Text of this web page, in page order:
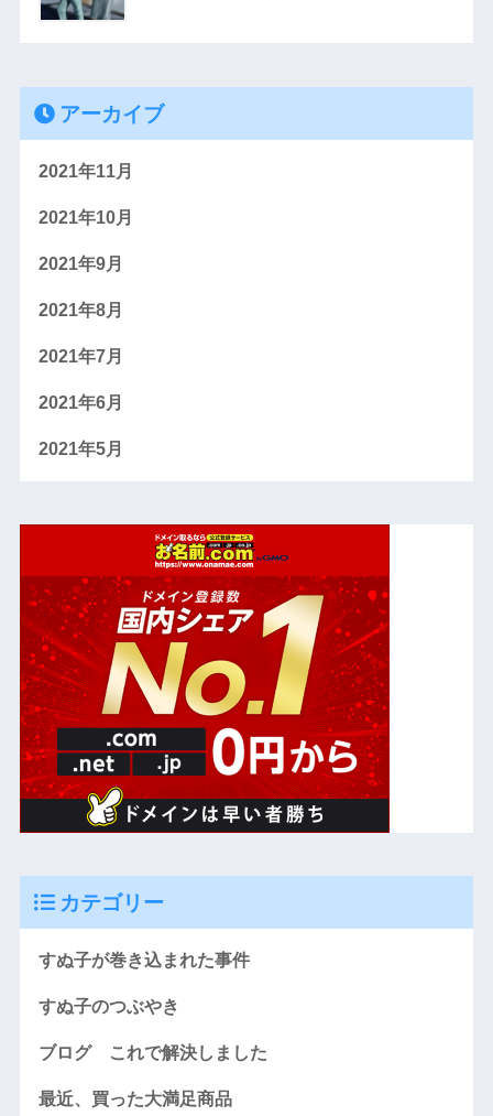
アーカイブ
2021年11月
2021年10月
2021年9月
2021年8月
2021年7月
2021年6月
2021年5月
カテゴリー
すぬ子が巻き込まれた事件
すぬ子のつぶやき
ブログ これで解決しました
最近、買った大満足商品